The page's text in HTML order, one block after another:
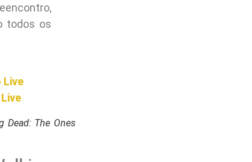
todos os
Live
Dead: The Ones